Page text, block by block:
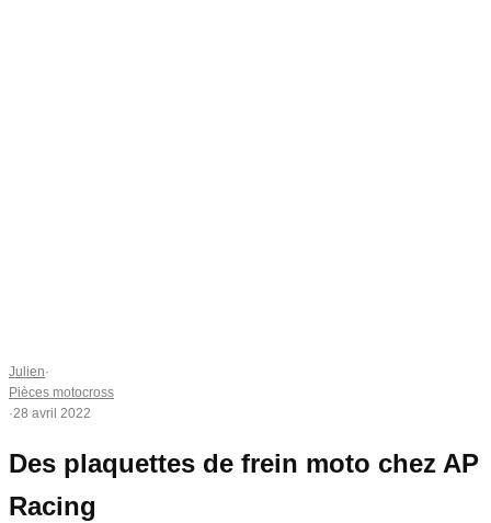
Julien·
Pièces motocross
·28 avril 2022
Des plaquettes de frein moto chez AP
Racing